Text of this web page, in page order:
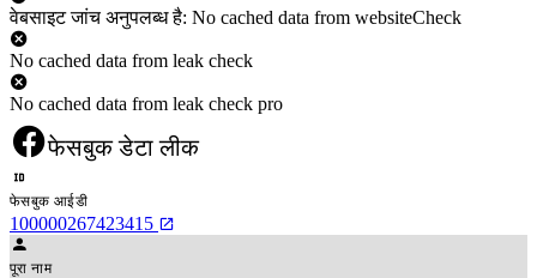
वेबसाइट जांच अनुपलब्ध है: No cached data from websiteCheck
No cached data from leak check
No cached data from leak check pro
फेसबुक डेटा लीक
फेसबुक आईडी
100000267423415
पूरा नाम